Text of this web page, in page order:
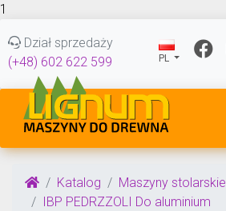
1
Dział sprzedaży
(+48) 602 622 599
PL
Katalog Maszyny stolarskie
IBP PEDRZZOLI Do aluminium